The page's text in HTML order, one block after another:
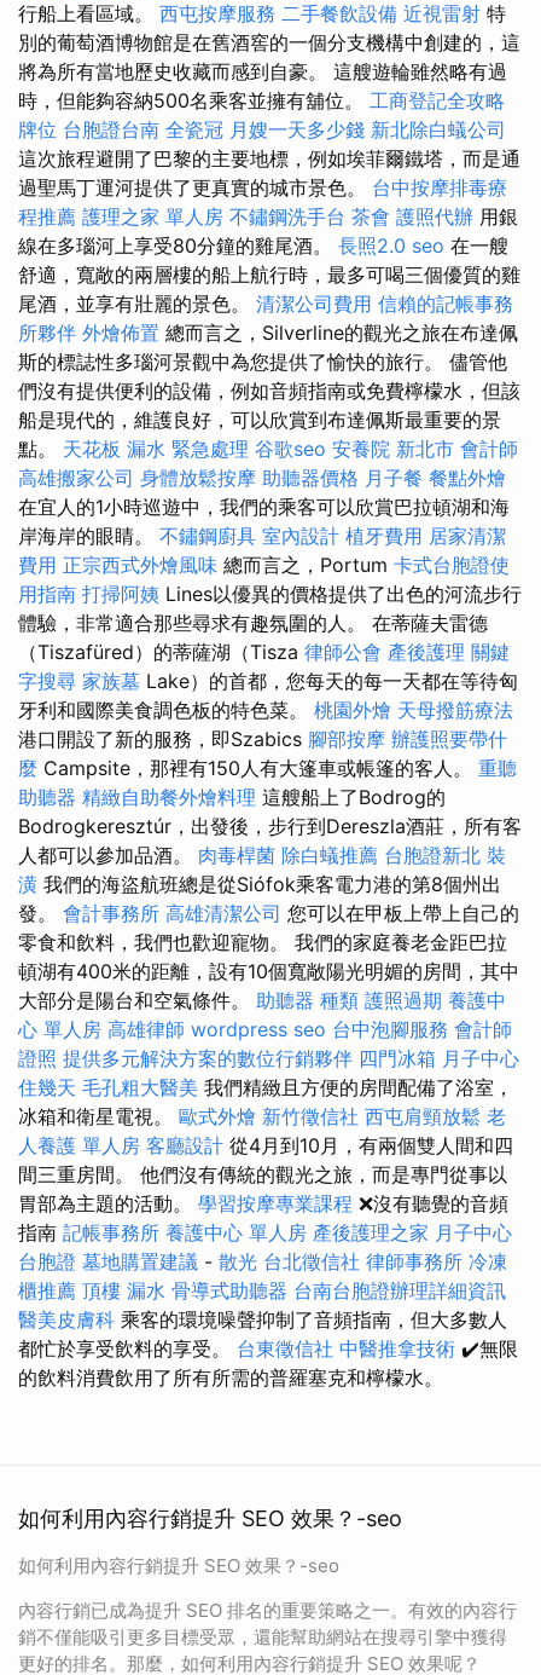
行船上看區域。 西屯按摩服務 二手餐飲設備 近視雷射 特
別的葡萄酒博物館是在舊酒窖的一個分支機構中創建的，這
將為所有當地歷史收藏而感到自豪。 這艘遊輪雖然略有過
時，但能夠容納500名乘客並擁有舖位。 工商登記全攻略
牌位 台胞證台南 全瓷冠 月嫂一天多少錢 新北除白蟻公司
這次旅程避開了巴黎的主要地標，例如埃菲爾鐵塔，而是通
過聖馬丁運河提供了更真實的城市景色。 台中按摩排毒療
程推薦 護理之家 單人房 不鏽鋼洗手台 茶會 護照代辦 用銀
線在多瑙河上享受80分鐘的雞​​尾酒。 長照2.0 seo 在一艘
舒適，寬敞的兩層樓的船上航行時，最多可喝三個優質的雞
尾酒，並享有壯麗的景色。 清潔公司費用 信賴的記帳事務
所夥伴 外燴佈置 總而言之，Silverline的觀光之旅在布達佩
斯的標誌性多瑙河景觀中為您提供了愉快的旅行。 儘管他
們沒有提供便利的設備，例如音頻指南或免費檸檬水，但該
船是現代的，維護良好，可以欣賞到布達佩斯最重要的景
點。 天花板 漏水 緊急處理 谷歌seo 安養院 新北市 會計師
高雄搬家公司 身體放鬆按摩 助聽器價格 月子餐 餐點外燴
在宜人的1小時巡遊中，我們的乘客可以欣賞巴拉頓湖和海
岸海岸的眼睛。 不鏽鋼廚具 室內設計 植牙費用 居家清潔
費用 正宗西式外燴風味 總而言之，Portum 卡式台胞證使
用指南 打掃阿姨 Lines以優異的價格提供了出色的河流步行
體驗，非常適合那些尋求有趣氛圍的人。 在蒂薩夫雷德
（Tiszafüred）的蒂薩湖（Tisza 律師公會 產後護理 關鍵
字搜尋 家族墓 Lake）的首都，您每天的每一天都在等待匈
牙利和國際美食調色板的特色菜。 桃園外燴 天母撥筋療法
港口開設了新的服務，即Szabics 腳部按摩 辦護照要帶什
麼 Campsite，那裡有150人有大篷車或帳篷的客人。 重聽
助聽器 精緻自助餐外燴料理 這艘船上了Bodrog的
Bodrogkeresztúr，出發後，步行到Dereszla酒莊，所有客
人都可以參加品酒。 肉毒桿菌 除白蟻推薦 台胞證新北 裝
潢 我們的海盜航班總是從Siófok乘客電力港的第8個州出
發。 會計事務所 高雄清潔公司 您可以在甲板上帶上自己的
零食和飲料，我們也歡迎寵物。 我們的家庭養老金距巴拉
頓湖有400米的距離，設有10個寬敞陽光明媚的房間，其中
大部分是陽台和空氣條件。 助聽器 種類 護照過期 養護中
心 單人房 高雄律師 wordpress seo 台中泡腳服務 會計師
證照 提供多元解決方案的數位行銷夥伴 四門冰箱 月子中心
住幾天 毛孔粗大醫美 我們精緻且方便的房間配備了浴室，
冰箱和衛星電視。 歐式外燴 新竹徵信社 西屯肩頸放鬆 老
人養護 單人房 客廳設計 從4月到10月，有兩個雙人間和四
間三重房間。 他們沒有傳統的觀光之旅，而是專門從事以
胃部為主題的活動。 學習按摩專業課程 ❌沒有聽覺的音頻
指南 記帳事務所 養護中心 單人房 產後護理之家 月子中心
台胞證 墓地購置建議 - 散光 台北徵信社 律師事務所 冷凍
櫃推薦 頂樓 漏水 骨導式助聽器 台南台胞證辦理詳細資訊
醫美皮膚科 乘客的環境噪聲抑制了音頻指南，但大多數人
都忙於享受飲料的享受。 台東徵信社 中醫推拿技術 ✔️無限
的飲料消費飲用了所有所需的普羅塞克和檸檬水。
如何利用內容行銷提升 SEO 效果？-seo
如何利用內容行銷提升 SEO 效果？-seo
內容行銷已成為提升 SEO 排名的重要策略之一。有效的內容行
銷不僅能吸引更多目標受眾，還能幫助網站在搜尋引擎中獲得
更好的排名。那麼，如何利用內容行銷提升 SEO 效果呢？